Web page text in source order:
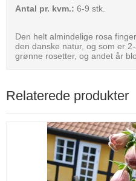
Antal pr. kvm.: 6-9 stk.
Den helt almindelige rosa
den danske natur, og som er
grønne rosetter, og andet år
Relaterede produkter